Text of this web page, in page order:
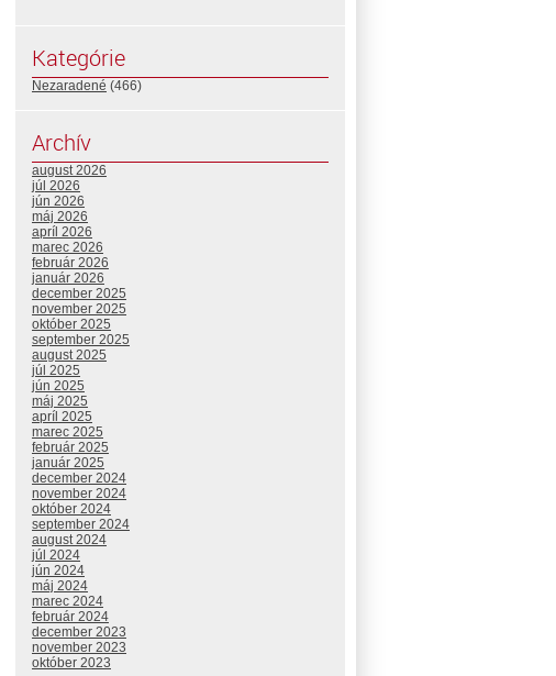
Kategórie
Nezaradené (466)
Archív
august 2026
júl 2026
jún 2026
máj 2026
apríl 2026
marec 2026
február 2026
január 2026
december 2025
november 2025
október 2025
september 2025
august 2025
júl 2025
jún 2025
máj 2025
apríl 2025
marec 2025
február 2025
január 2025
december 2024
november 2024
október 2024
september 2024
august 2024
júl 2024
jún 2024
máj 2024
marec 2024
február 2024
december 2023
november 2023
október 2023